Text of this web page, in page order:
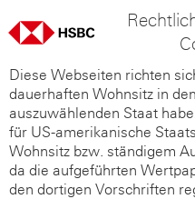
Diese Webseiten richten
dauerhaften Wohnsitz in
auszuwählenden Staat
für US-amerikanische
Wohnsitz bzw. ständigem
da die aufgeführten
den dortigen Vorschriften